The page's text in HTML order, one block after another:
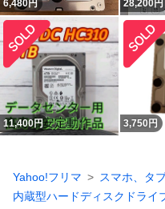
6,480円 28,200円
11,400円 3,750 円
Yahoo!フリマ スマホ、タ
内蔵型ハードディスクドライ